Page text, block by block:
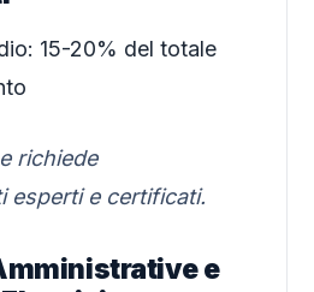
15-20% del totale
richiede
esperti e certificati.
e